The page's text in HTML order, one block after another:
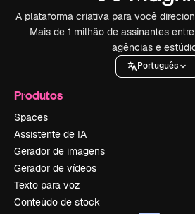
A plataforma criativa para você
Mais de 1 milhão de assinantes
agências e
Português
Produtos
Spaces
Assistente de IA
Gerador de imagens
Gerador de vídeos
Texto para voz
Conteúdo de stock